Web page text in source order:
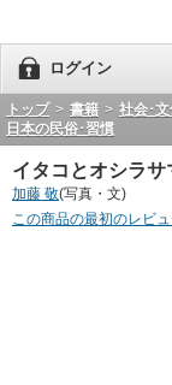
ログイン
トップ > 書籍 > 社会･
日本の民俗･習慣
イタコとオシラ
加藤 敬(写真・文)
この商品の最初のレビ